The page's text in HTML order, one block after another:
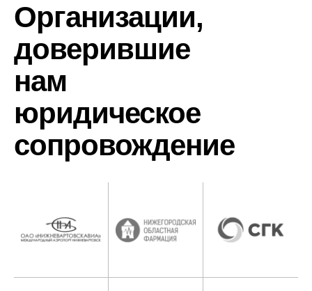
Организации,
доверившие
нам
юридическое
сопровождение